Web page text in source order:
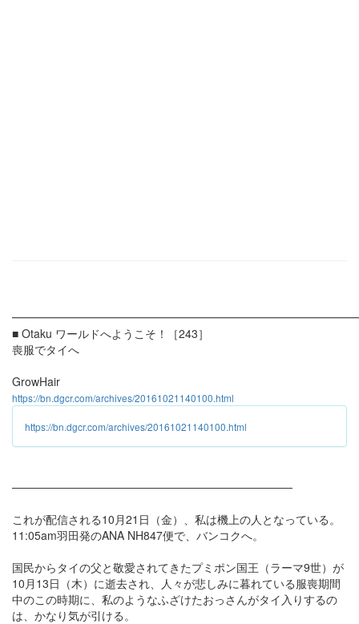
■ Otaku ワールドへようこそ！［243］
喪服でタイへ
GrowHair
https://bn.dgcr.com/archives/20161021140100.html
https://bn.dgcr.com/archives/20161021140100.html
───────────────────────────────────
これが配信される10月21日（金）、私は機上の人となっている。
11:05am羽田発のANA NH847便で、バンコクへ。
国民からタイの父と敬愛されてきたプミポン国王（ラーマ9世）が
10月13日（木）に逝去され、人々が悲しみに暮れている服喪期間
中のこの時期に、私のようなふざけたおっさんがタイ入りするの
は、かなり気が引ける。